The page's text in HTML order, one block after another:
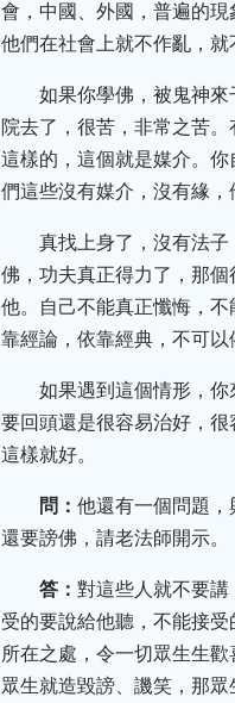
會，中國、外國，普遍的
他們在社會上就不作亂，就
如果你學佛，被鬼神
院去了，很苦，非常之苦
這樣的，這個就是媒介。
們這些沒有媒介，沒有緣，
真找上身了，沒有法
佛，功夫真正得力了，那
他。自己不能真正懺悔，
靠經論，依靠經典，不可以
如果遇到這個情形，
要回頭還是很容易治好，
這樣就好。
問： 他還有一個問題，
還要謗佛，請老法師開示。
答： 對這些人就不要
受的要說給他聽，不能接
所在之處，令一切眾生生
眾生就造毀謗、譏笑，那